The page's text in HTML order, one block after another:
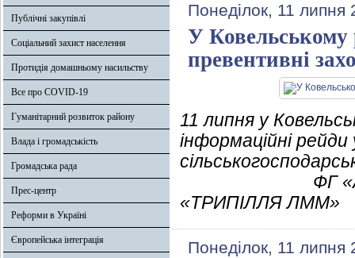
Публічні закупівлі
Соціальний захист населення
Протидія домашньому насильству
Все про COVID-19
Гуманітарний розвиток району
Влада і громадськість
Громадська рада
Прес-центр
Реформи в Україні
Європейська інтеграція
Понеділок, 11 липня
У Ковельському
превентивні
11 липня у
інформаційні
ФГ «АМІЛА»,
«ТРИПІЛЛЯ ЛММ»
Понеділок, 11 липня